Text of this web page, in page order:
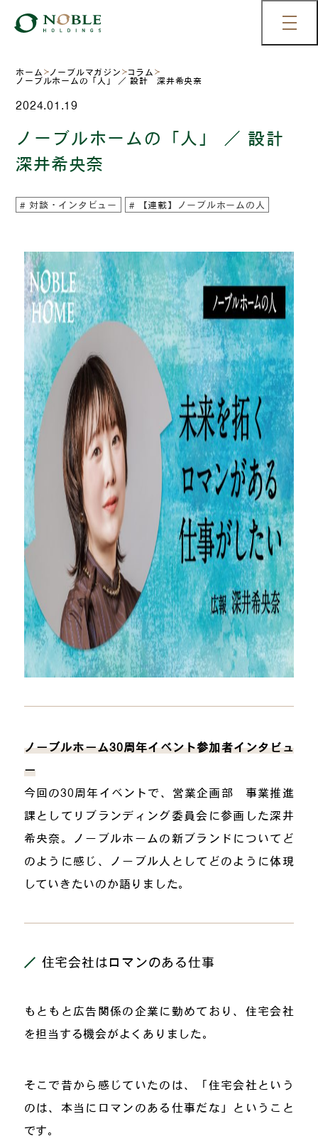
ホーム ノーブルマガジン
コラム
ノーブルホームの「人」 ／ 設計 深井希央奈
2024.01.19
ノーブルホームの「人」 ／ 設計
深井希央奈
対談・インタビュー 【連載】ノーブルホームの人
ノーブルホーム30周年イベント参加者インタビュ
ー
今回の30周年イベントで、営業企画部 事業推進
課としてリブランディング委員会に参画した深井
希央奈。ノーブルホームの新ブランドについてど
のように感じ、ノーブル人としてどのように体現
していきたいのか語りました。
住宅会社はロマンのある仕事
もともと広告関係の企業に勤めており、住宅会社
を担当する機会がよくありました。
そこで昔から感じていたのは、「住宅会社という
のは、本当にロマンのある仕事だな」ということ
です。